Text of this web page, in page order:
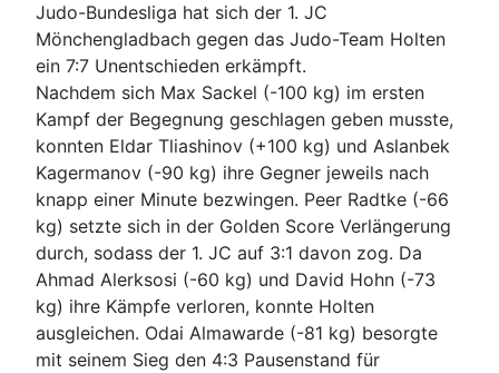
Judo-Bundesliga hat sich der 1. JC
Mönchengladbach gegen das Judo-Team Holten
ein 7:7 Unentschieden erkämpft.
Nachdem sich Max Sackel (-100 kg) im ersten
Kampf der Begegnung geschlagen geben musste,
konnten Eldar Tliashinov (+100 kg) und Aslanbek
Kagermanov (-90 kg) ihre Gegner jeweils nach
knapp einer Minute bezwingen. Peer Radtke (-66
kg) setzte sich in der Golden Score Verlängerung
durch, sodass der 1. JC auf 3:1 davon zog. Da
Ahmad Alerksosi (-60 kg) und David Hohn (-73
kg) ihre Kämpfe verloren, konnte Holten
ausgleichen. Odai Almawarde (-81 kg) besorgte
mit seinem Sieg den 4:3 Pausenstand für